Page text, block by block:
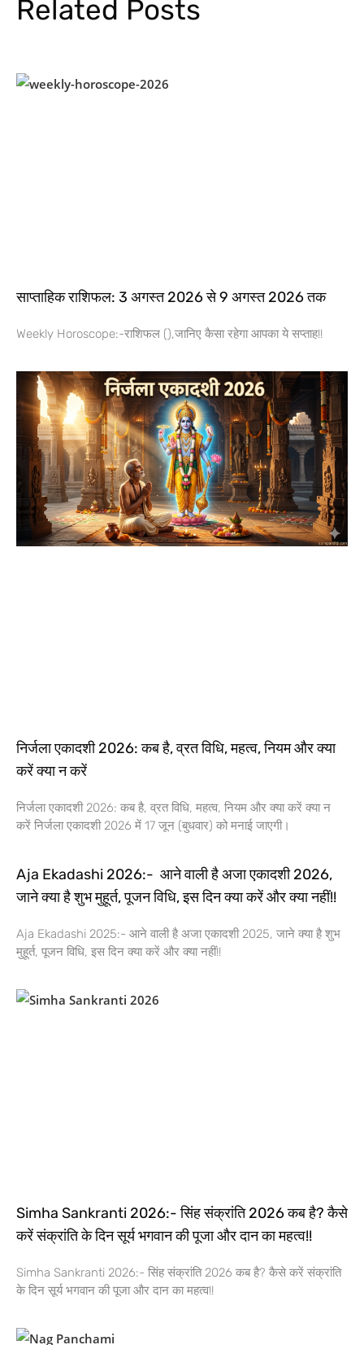
Related Posts
साप्ताहिक राशिफल: 3 अगस्त 2026 से 9 अगस्त 2026 तक
Weekly Horoscope:-राशिफल (),जानिए कैसा रहेगा आपका ये सप्ताह!!
निर्जला एकादशी 2026: कब है, व्रत विधि, महत्व, नियम और क्या
करें क्या न करें
निर्जला एकादशी 2026: कब है, व्रत विधि, महत्व, नियम और क्या करें क्या न
करें निर्जला एकादशी 2026 में 17 जून (बुधवार) को मनाई जाएगी।
Aja Ekadashi 2026:- आने वाली है अजा एकादशी 2026,
जाने क्या है शुभ मुहूर्त, पूजन विधि, इस दिन क्या करें और क्या नहीं!!
Aja Ekadashi 2025:- आने वाली है अजा एकादशी 2025, जाने क्या है शुभ
मुहूर्त, पूजन विधि, इस दिन क्या करें और क्या नहीं!!
Simha Sankranti 2026:- सिंह संक्रांति 2026 कब है? कैसे
करें संक्रांति के दिन सूर्य भगवान की पूजा और दान का महत्व!!
Simha Sankranti 2026:- सिंह संक्रांति 2026 कब है? कैसे करें संक्रांति
के दिन सूर्य भगवान की पूजा और दान का महत्व!!